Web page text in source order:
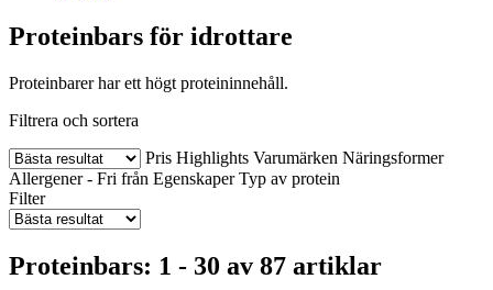
Proteinbars för idrottare
Proteinbarer har ett högt proteininnehåll.
Filtrera och sortera
Pris Highlights Varumärken Näringsformer
Allergener - Fri från Egenskaper Typ av protein
Filter
Proteinbars: 1 - 30 av 87 artiklar